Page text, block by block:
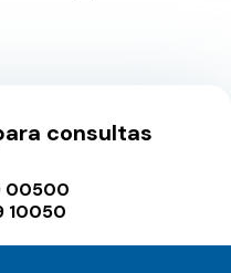
consultas
00500
10050